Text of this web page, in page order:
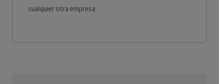
cualquier otra empresa.